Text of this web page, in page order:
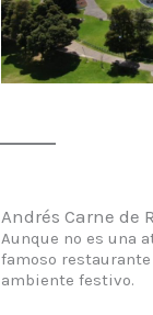
Andrés Carne de
Aunque no es una
famoso
ambiente festivo.